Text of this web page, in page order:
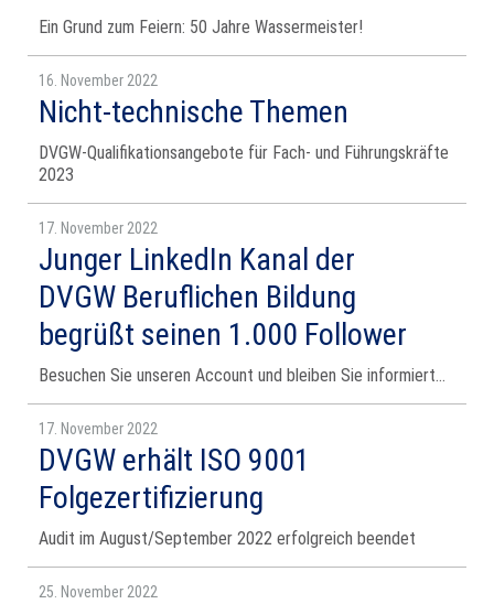
Ein Grund zum Feiern: 50 Jahre Wassermeister!
16. November 2022
Nicht-technische Themen
DVGW-Qualifikationsangebote für Fach- und Führungskräfte
2023
17. November 2022
Junger LinkedIn Kanal der
DVGW Beruflichen Bildung
begrüßt seinen 1.000 Follower
Besuchen Sie unseren Account und bleiben Sie informiert…
17. November 2022
DVGW erhält ISO 9001
Folgezertifizierung
Audit im August/September 2022 erfolgreich beendet
25. November 2022